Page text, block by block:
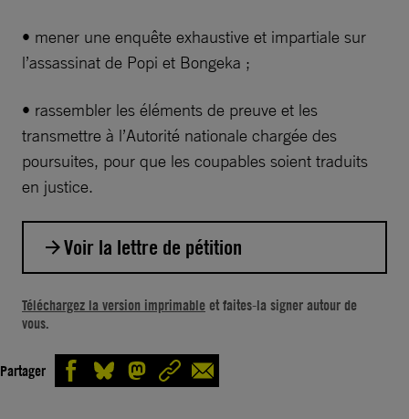
• mener une enquête exhaustive et impartiale sur
l’assassinat de Popi et Bongeka ;
• rassembler les éléments de preuve et les
transmettre à l’Autorité nationale chargée des
poursuites, pour que les coupables soient traduits
en justice.
Voir la lettre de pétition
28 ans, s’étaient rencontrées en cours d’art
Johannesburg dans l’espoir de percer. Un rêve
Téléchargez la version imprimable et faites-la signer autour de
vous.
Partager